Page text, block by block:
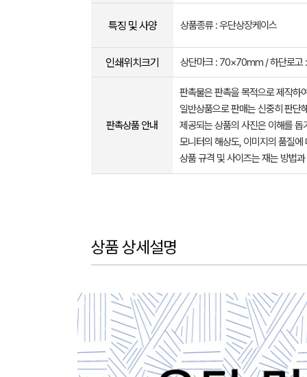
특징 및 사양 상품종류 : 우단상장케이스
인쇄위치크기 상단마크 : 70×70mm / 하단로
판촉상품 안내
판촉물은 판촉을 목적으로 제작하
일반상품으로 판매는 신중히 판단
제공되는 상품의 사진은 이해를
모니터의 해상도, 이미지의 품질
상품 규격 및 사이즈는 재는 방법
상품 상세설명